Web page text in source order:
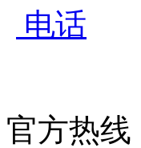
电话
官方热线